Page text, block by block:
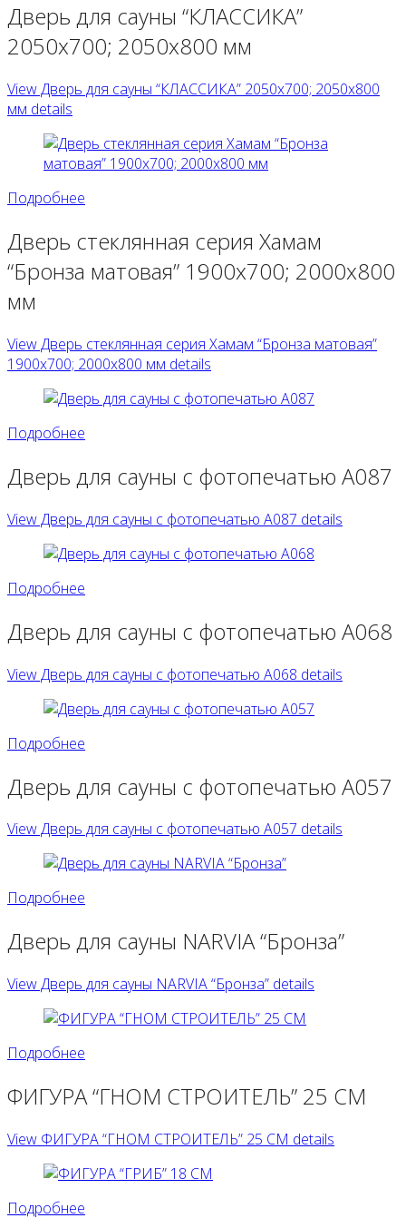
Дверь для сауны “КЛАССИКА”
2050х700; 2050х800 мм
View Дверь для сауны “КЛАССИКА” 2050х700; 2050х800
мм details
Подробнее
Дверь стеклянная серия Хамам
“Бронза матовая” 1900х700; 2000х800
мм
View Дверь стеклянная серия Хамам “Бронза матовая”
1900х700; 2000х800 мм details
Подробнее
Дверь для сауны с фотопечатью А087
View Дверь для сауны с фотопечатью А087 details
Подробнее
Дверь для сауны с фотопечатью А068
View Дверь для сауны с фотопечатью А068 details
Подробнее
Дверь для сауны с фотопечатью А057
View Дверь для сауны с фотопечатью А057 details
Подробнее
Дверь для сауны NARVIA “Бронза”
View Дверь для сауны NARVIA “Бронза” details
Подробнее
ФИГУРА “ГНОМ СТРОИТЕЛЬ” 25 СМ
View ФИГУРА “ГНОМ СТРОИТЕЛЬ” 25 СМ details
Подробнее